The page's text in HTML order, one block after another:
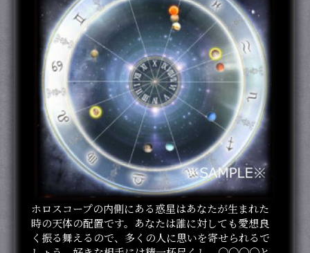
ホロスコープの内側にある惑星はあなたが生まれた
時の天体の配置です。あなたは誰に対しても愛想良
く振る舞えるので、多くの人に思いを寄せられるで